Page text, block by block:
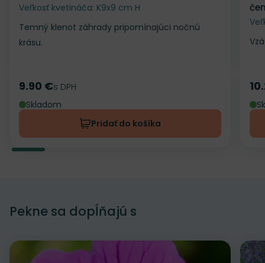
Veľkosť kvetináča: K9x9 cm H
Temný klenot záhrady pripomínajúci nočnú
krásu.
Cena
9.90 €s DPH
Skladom
Pridať do košíka
Pekne sa dopĺňajú s